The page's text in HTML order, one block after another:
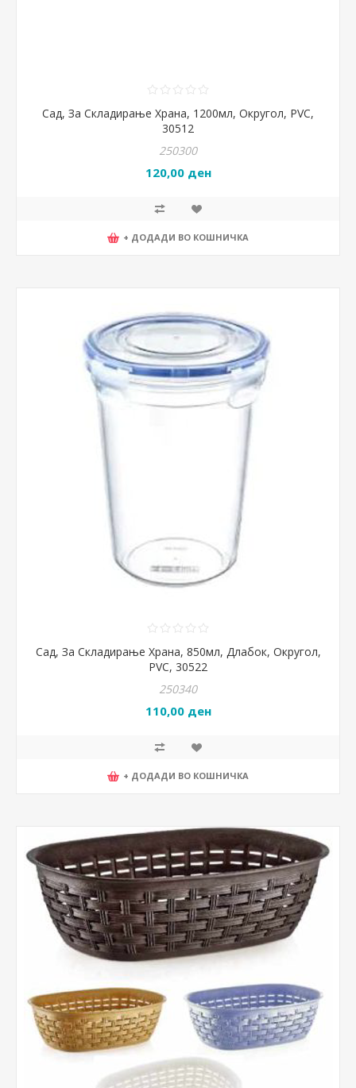
Сад, За Складирање Храна, 1200мл, Округол, PVC,
30512
250300
120,00 ден
+ ДОДАДИ ВО КОШНИЧКА
Сад, За Складирање Храна, 850мл, Длабок, Округол,
PVC, 30522
250340
110,00 ден
+ ДОДАДИ ВО КОШНИЧКА